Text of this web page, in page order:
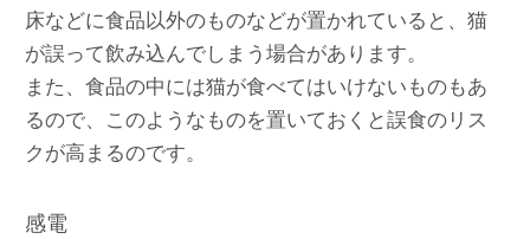
床などに食品以外のものなどが置かれていると、猫
が誤って飲み込んでしまう場合があります。
また、食品の中には猫が食べてはいけないものもあ
るので、このようなものを置いておくと誤食のリス
クが高まるのです。
感電